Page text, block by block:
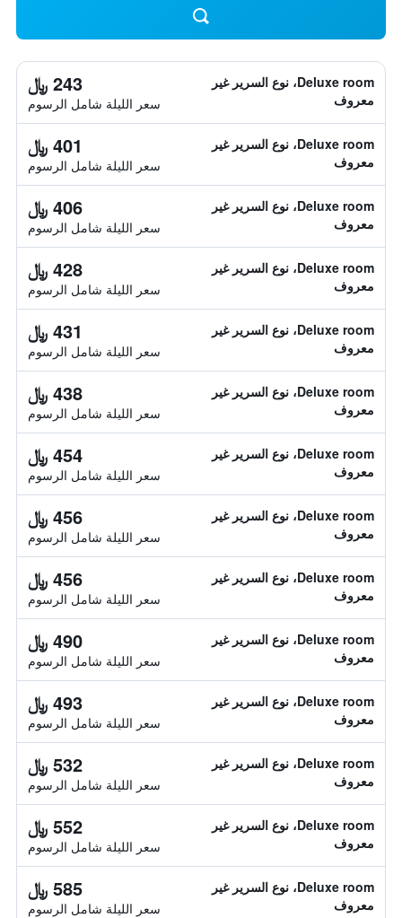
Deluxe room، نوع السرير غير
معروف
243 ﷼
سعر الليلة شامل الرسوم
Deluxe room، نوع السرير غير
معروف
401 ﷼
سعر الليلة شامل الرسوم
Deluxe room، نوع السرير غير
معروف
406 ﷼
سعر الليلة شامل الرسوم
Deluxe room، نوع السرير غير
معروف
428 ﷼
سعر الليلة شامل الرسوم
Deluxe room، نوع السرير غير
معروف
431 ﷼
سعر الليلة شامل الرسوم
Deluxe room، نوع السرير غير
معروف
438 ﷼
سعر الليلة شامل الرسوم
Deluxe room، نوع السرير غير
معروف
454 ﷼
سعر الليلة شامل الرسوم
Deluxe room، نوع السرير غير
معروف
456 ﷼
سعر الليلة شامل الرسوم
Deluxe room، نوع السرير غير
معروف
456 ﷼
سعر الليلة شامل الرسوم
Deluxe room، نوع السرير غير
معروف
490 ﷼
سعر الليلة شامل الرسوم
Deluxe room، نوع السرير غير
معروف
493 ﷼
سعر الليلة شامل الرسوم
Deluxe room، نوع السرير غير
معروف
532 ﷼
سعر الليلة شامل الرسوم
Deluxe room، نوع السرير غير
معروف
552 ﷼
سعر الليلة شامل الرسوم
Deluxe room، نوع السرير غير
معروف
585 ﷼
سعر الليلة شامل الرسوم